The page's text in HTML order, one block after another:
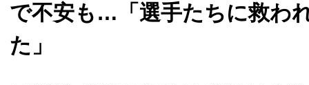
で不安も…「選手たちに救わ
た」